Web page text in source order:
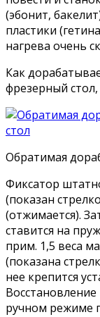
(эбонит,
пластики
нагрева очень
Как
фрезерный стол,
Обратимая
Фиксатор
(показан
(отжимается).
ставится на
прим. 1,5 веса
(показана
нее крепится
ручном режиме